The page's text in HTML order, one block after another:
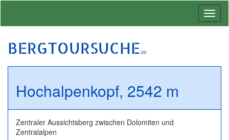
BERGTOURSUCHE.DE
Hochalpenkopf, 2542 m
Zentraler Aussichtsberg zwischen Dolomiten und
Zentralalpen